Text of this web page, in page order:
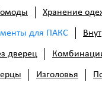
Хранение
для ПАКС
дверец
Изголовья